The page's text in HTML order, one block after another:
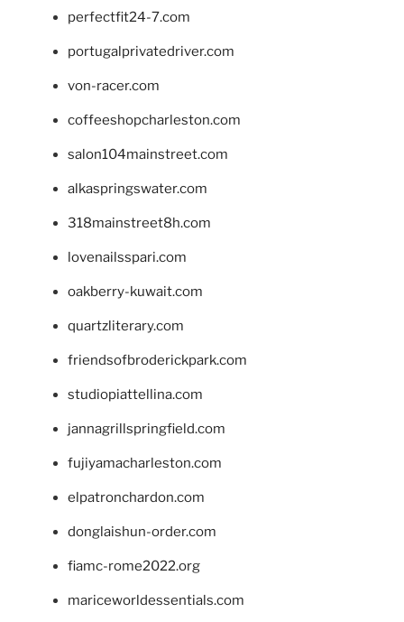
perfectfit24-7.com
portugalprivatedriver.com
von-racer.com
coffeeshopcharleston.com
salon104mainstreet.com
alkaspringswater.com
318mainstreet8h.com
lovenailsspari.com
oakberry-kuwait.com
quartzliterary.com
friendsofbroderickpark.com
studiopiattellina.com
jannagrillspringfield.com
fujiyamacharleston.com
elpatronchardon.com
donglaishun-order.com
fiamc-rome2022.org
mariceworldessentials.com